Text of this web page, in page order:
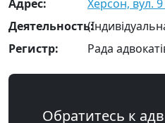
Адрес:
Херсон, вул.
Деятельность:
Регистр:
Рада
Обратитесь к